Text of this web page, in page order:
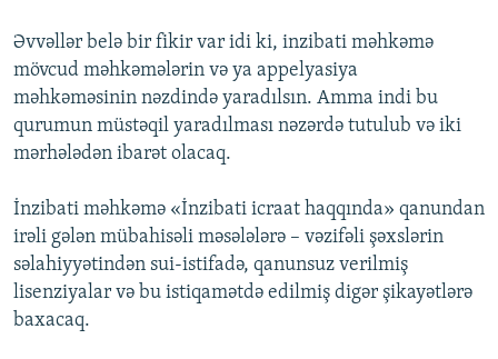
Əvvəllər belə bir fikir var idi ki, inzibati məhkəmə
mövcud məhkəmələrin və ya appelyasiya
məhkəməsinin nəzdində yaradılsın. Amma indi bu
qurumun müstəqil yaradılması nəzərdə tutulub və iki
mərhələdən ibarət olacaq.
İnzibati məhkəmə «İnzibati icraat haqqında» qanundan
irəli gələn mübahisəli məsələlərə – vəzifəli şəxslərin
səlahiyyətindən sui-istifadə, qanunsuz verilmiş
lisenziyalar və bu istiqamətdə edilmiş digər şikayətlərə
baxacaq.